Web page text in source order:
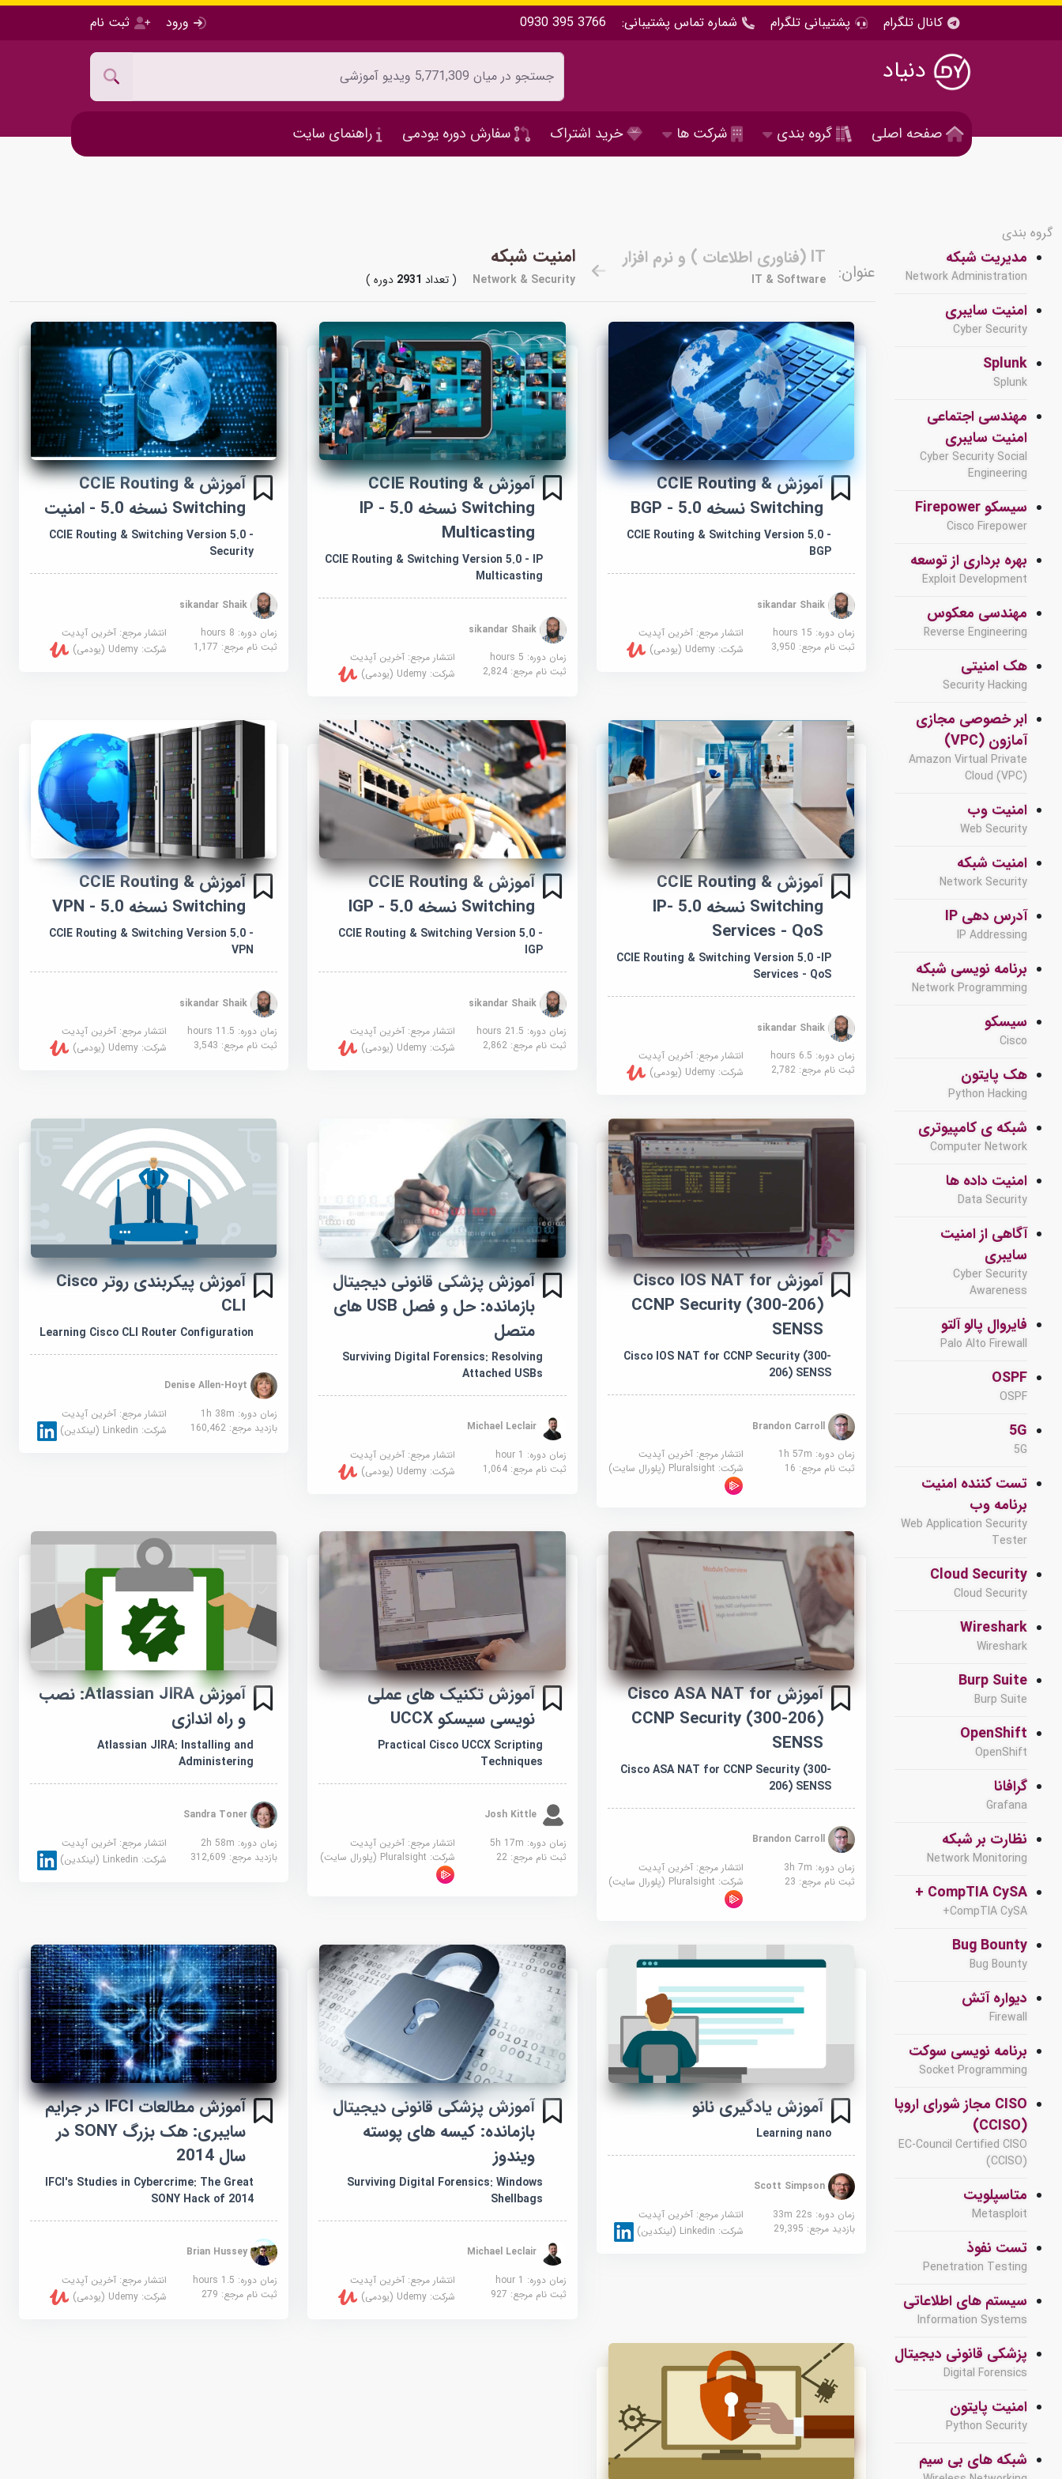
کانال تلگرام پشتیبانی تلگرام شماره تماس پشتیبانی: 0930 395 3766 ورود ثبت نام
دنیاد
صفحه اصلی گروه بندی شرکت ها خرید اشتراک سفارش دوره یودمی راهنمای سایت
گروه بندی
مدیریت شبکه
Network Administration
امنیت سایبری
Cyber Security
Splunk
Splunk
مهندسی اجتماعی
امنیت سایبری
Cyber Security Social
Engineering
سیسکو Firepower
Cisco Firepower
بهره برداری از توسعه
Exploit Development
مهندسی معکوس
Reverse Engineering
هک امنیتی
Security Hacking
ابر خصوصی مجازی
آمازون (VPC)
Amazon Virtual Private
Cloud (VPC)
امنیت وب
Web Security
امنیت شبکه
Network Security
آدرس دهی IP
IP Addressing
برنامه نویسی شبکه
Network Programming
سیسکو
Cisco
هک پایتون
Python Hacking
شبکه ی کامپیوتری
Computer Network
امنیت داده ها
Data Security
آگاهی از امنیت
سایبری
Cyber Security
Awareness
فایروال پالو آلتو
Palo Alto Firewall
OSPF
OSPF
5G
5G
تست کننده امنیت
برنامه وب
Web Application Security
Tester
Cloud Security
Cloud Security
Wireshark
Wireshark
Burp Suite
Burp Suite
OpenShift
OpenShift
گرافانا
Grafana
نظارت بر شبکه
Network Monitoring
CompTIA CySA +
CompTIA CySA+
Bug Bounty
Bug Bounty
دیواره آتش
Firewall
برنامه نویسی سوکت
Socket Programming
CISO مجاز شورای اروپا
(CCISO)
EC-Council Certified CISO
(CCISO)
متاسپلویت
Metasploit
تست نفوذ
Penetration Testing
سیستم های اطلاعاتی
Information Systems
پزشکی قانونی دیجیتال
Digital Forensics
امنیت پایتون
Python Security
شبکه های بی سیم
عنوان:
IT (فناوری اطلاعات ) و نرم افزار
IT & Software
امنیت شبکه
Network & Security ( تعداد 2931 دوره )
آموزش CCIE Routing &
Switching نسخه 5.0 - BGP
CCIE Routing & Switching Version 5.0 -
BGP
زمان دوره: 15 hours
انتشار مرجع: آخرین آپدیت
ثبت نام مرجع: 3,950 شرکت: Udemy (یودمی)
آموزش CCIE Routing &
Switching نسخه 5.0 - IP
Multicasting
CCIE Routing & Switching Version 5.0 - IP
Multicasting
sikandar Shaik
زمان دوره: 5 hours
انتشار مرجع: آخرین آپدیت
ثبت نام مرجع:2,824 شرکت: Udemy (یودمی)
آموزش CCIE Routing &
Switching نسخه 5.0 - امنیت
CCIE Routing & Switching Version 5.0 -
Security
sikandar Shaik
زمان دوره: 8 hours
انتشار مرجع:آخرین آپدیت
ثبت نام مرجع: 1,177 شرکت:Udemy (یودمی)
آموزش CCIE Routing &
Switching نسخه 5.0 -IP
Services - QoS
CCIE Routing & Switching Version 5.0 -IP
Services - QoS
زمان دوره: 6.5 hours
انتشار مرجع: آخرین آپدیت
ثبت نام مرجع: 2,782 شرکت: Udemy (یودمی)
آموزش CCIE Routing &
Switching نسخه 5.0 - IGP
CCIE Routing & Switching Version 5.0 -
IGP
sikandar Shaik
زمان دوره: 21.5 hours
انتشار مرجع: آخرین آپدیت
ثبت نام مرجع:2,862 شرکت: Udemy (یودمی)
آموزش CCIE Routing &
Switching نسخه 5.0 - VPN
CCIE Routing & Switching Version 5.0 -
VPN
sikandar Shaik
زمان دوره: 11.5 hours
انتشار مرجع:آخرین آپدیت
ثبت نام مرجع: 3,543 شرکت:Udemy (یودمی)
آموزش Cisco IOS NAT for
CCNP Security (300-206)
SENSS
Cisco IOS NAT for CCNP Security (300-
206) SENSS
زمان دوره: 1h 57m
انتشار مرجع: آخرین آپدیت
ثبت نام مرجع: 16 شرکت: Pluralsight (پلورال سایت)
آموزش پزشکی قانونی دیجیتال
بازمانده: حل و فصل USB های
متصل
Surviving Digital Forensics: Resolving
Attached USBs
Michael Leclair
زمان دوره: 1 hour
انتشار مرجع: آخرین آپدیت
ثبت نام مرجع:1,064 شرکت: Udemy (یودمی)
آموزش پیکربندی روتر Cisco
CLI
Learning Cisco CLI Router Configuration
Denise Allen-Hoyt
زمان دوره: 1h 38m
انتشار مرجع:آخرین آپدیت
بازدید مرجع: 160,462 شرکت: Linkedin (لینکدین)
آموزش Cisco ASA NAT for
CCNP Security (300-206)
SENSS
Cisco ASA NAT for CCNP Security (300-
206) SENSS
زمان دوره: 3h 7m
انتشار مرجع: آخرین آپدیت
ثبت نام مرجع: 23 شرکت: Pluralsight (پلورال سایت)
آموزش تکنیک های عملی
نویسی سیسکو UCCX
Practical Cisco UCCX Scripting
Techniques
Josh Kittle
زمان دوره: 5h 17m
انتشار مرجع: آخرین آپدیت
ثبت نام مرجع:22 شرکت: Pluralsight (پلورال سایت)
آموزش Atlassian JIRA: نصب
و راه اندازی
Atlassian JIRA: Installing and
Administering
Sandra Toner
زمان دوره: 2h 58m
انتشار مرجع:آخرین آپدیت
بازدید مرجع: 312,609 شرکت: Linkedin (لینکدین)
آموزش یادگیری نانو
Learning nano
زمان دوره: 33m 22s
انتشار مرجع: آخرین آپدیت
بازدید مرجع: 29,395 شرکت: Linkedin (لینکدین)
آموزش پزشکی قانونی دیجیتال
بازمانده: کیسه های پوسته
ویندوز
Surviving Digital Forensics: Windows
Shellbags
Michael Leclair
زمان دوره: 1 hour
انتشار مرجع: آخرین آپدیت
ثبت نام مرجع: 927 شرکت: Udemy (یودمی)
آموزش مطالعات IFCI در جرایم
سایبری: هک بزرگ SONY در
سال 2014
IFCI's Studies in Cybercrime: The Great
SONY Hack of 2014
Brian Hussey
زمان دوره: 1.5 hours
انتشار مرجع:آخرین آپدیت
ثبت نام مرجع: 279 شرکت:Udemy (یودمی)